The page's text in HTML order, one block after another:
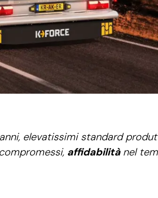
elevatissimi standard
affidabilitànel